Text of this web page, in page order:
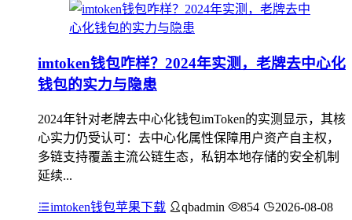
imtoken钱包咋样？2024年实测，老牌去中心化
钱包的实力与隐患
2024年针对老牌去中心化钱包imToken的实测显示，其核
心实力仍受认可：去中心化属性保障用户资产自主权，
多链支持覆盖主流公链生态，私钥本地存储的安全机制
延续...
imtoken钱包苹果下载 qbadmin 854 2026-08-08